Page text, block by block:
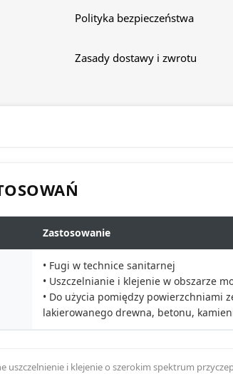
Polityka bezpieczeństwa
Zasady dostawy i zwrotu
Zastosowanie
• Fugi w technice sanitarnej
• Uszczelnianie i klejenie w obszarze
• Do użycia pomiędzy powierzchniami
lakierowanego drewna, betonu,
uszczelnienie i klejenie o szerokim spektrum